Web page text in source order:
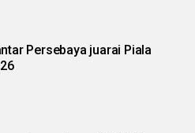
Persebaya juarai Piala